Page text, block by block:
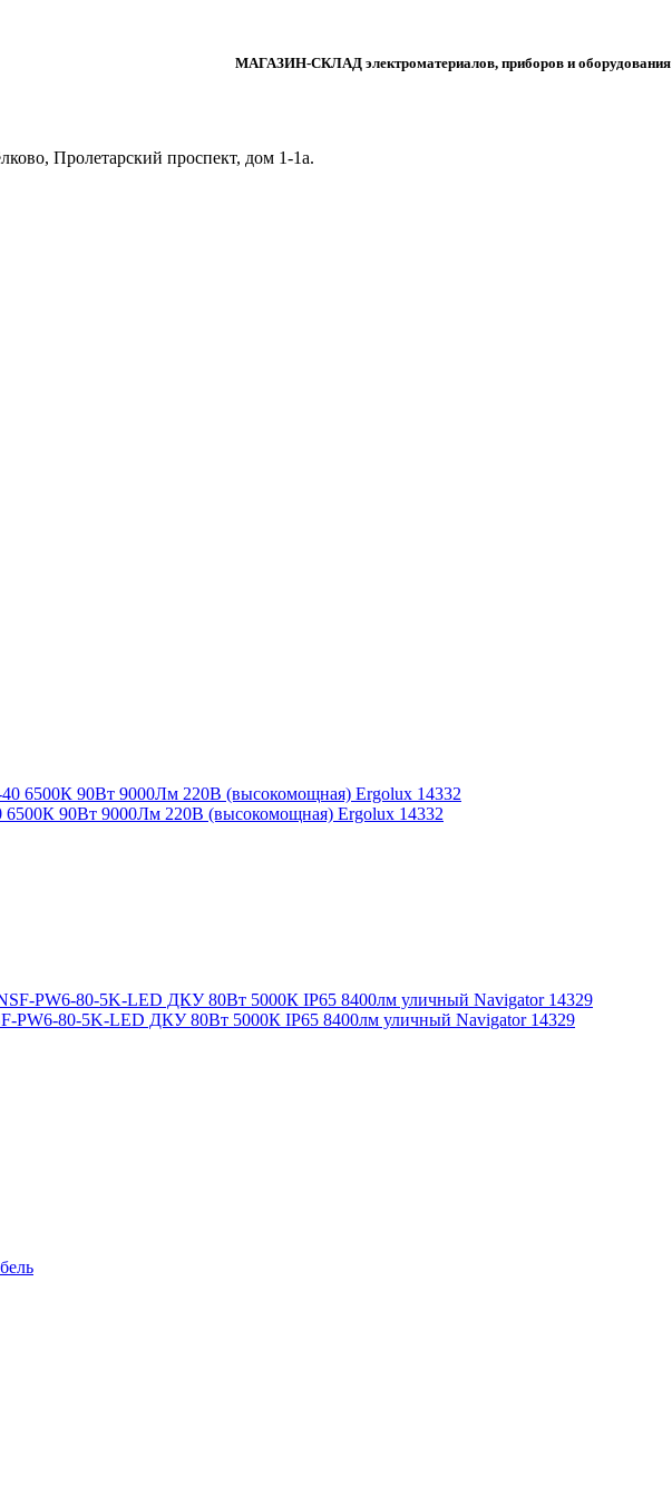
МАГАЗИН-СКЛАД электроматериалов, приборов и оборудования
Пролетарский проспект, дом 1‑1а.
6500К 90Вт 9000Лм 220В (высокомощная) Ergolux 14332
PW6-80-5K-LED ДКУ 80Вт 5000К IP65 8400лм уличный Navigator 14329